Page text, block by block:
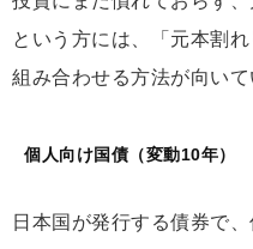
という方には、「元本割
組み合わせる方法が向いて
個人向け国債（変動10年）
日本国が発行する債券で